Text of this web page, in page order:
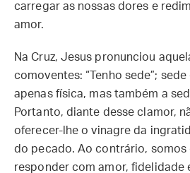
carregar as nossas dores e
amor.
Na Cruz, Jesus pronunciou
comoventes: “Tenho sede”;
apenas física, mas também a
Portanto, diante desse clamor,
oferecer-lhe o vinagre da
do pecado. Ao contrário, somos
responder com amor, fidelidade